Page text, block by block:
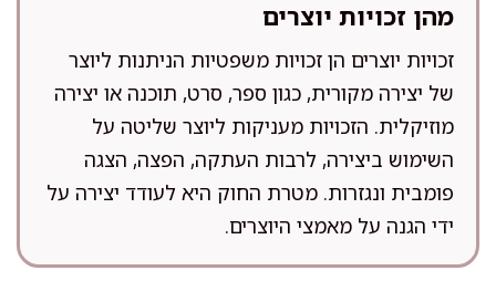
מהן זכויות יוצרים
זכויות יוצרים הן זכויות משפטיות הניתנות ליוצר
של יצירה מקורית, כגון ספר, סרט, תוכנה או יצירה
מוזיקלית. הזכויות מעניקות ליוצר שליטה על
השימוש ביצירה, לרבות העתקה, הפצה, הצגה
פומבית ונגזרות. מטרת החוק היא לעודד יצירה על
ידי הגנה על מאמצי היוצרים.